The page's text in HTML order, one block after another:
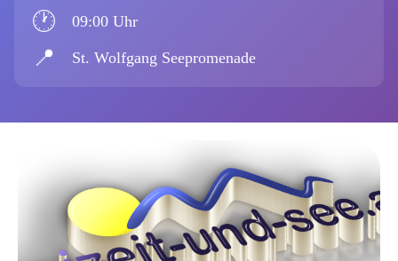
🕐 09:00 Uhr
📍 St. Wolfgang Seepromenade